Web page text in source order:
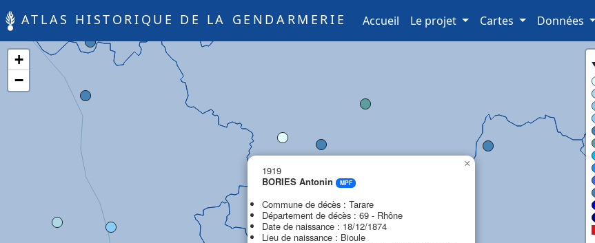
ATLAS HISTORIQUE DE LA GENDARMERIE Accueil (current)
Le projet Cartes Données
1919
BORIES Antonin
MPF
Commune de décès : Tarare
Département de décès : 69 - Rhône
Date de naissance : 18/12/1874
Lieu de naissance : Bioule
×
+
−